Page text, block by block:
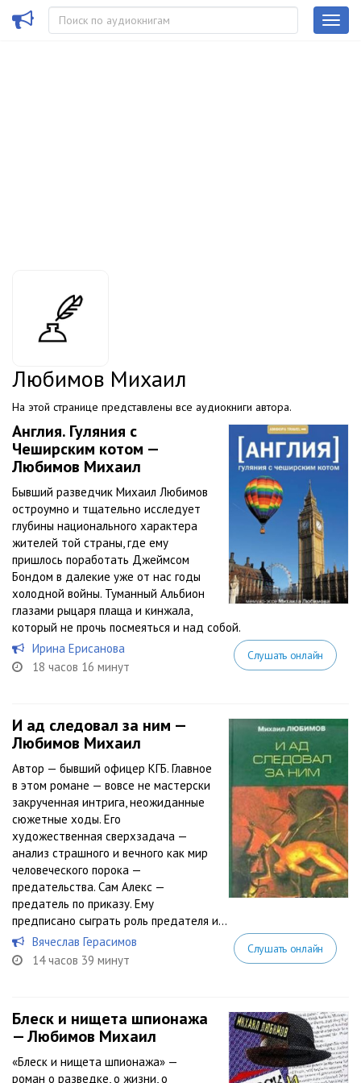
Любимов Михаил
На этой странице представлены все аудиокниги автора.
Англия. Гуляния с
Чеширским котом —
Любимов Михаил
Бывший разведчик Михаил Любимов
остроумно и тщательно исследует
глубины национального характера
жителей той страны, где ему
пришлось поработать Джеймсом
Бондом в далекие уже от нас годы
холодной войны. Туманный Альбион
глазами рыцаря плаща и кинжала,
который не прочь посмеяться и над собой.
Ирина Ерисанова
18 часов 16 минут
Слушать онлайн
И ад следовал за ним —
Любимов Михаил
Автор — бывший офицер КГБ. Главное
в этом романе — вовсе не мастерски
закрученная интрига, неожиданные
сюжетные ходы. Его
художественная сверхзадача —
анализ страшного и вечного как мир
человеческого порока —
предательства. Сам Алекс —
предатель по приказу. Ему
предписано сыграть роль предателя и...
Вячеслав Герасимов
14 часов 39 минут
Слушать онлайн
Блеск и нищета шпионажа
— Любимов Михаил
«Блеск и нищета шпионажа» —
роман о разведке, о жизни, о